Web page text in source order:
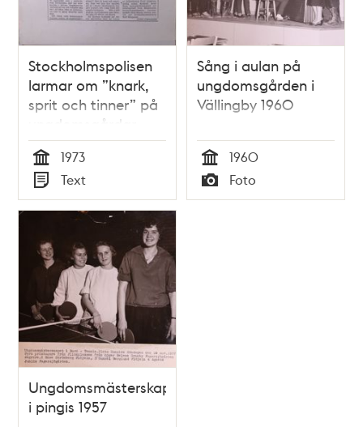
Stockholmspolisen
larmar om ”knark,
sprit och tinner” på
ungdomsgårdar –
1973
Tid
1973
Typ
Text
Sång i aulan på
ungdomsgården i
Vällingby 1960
Tid
1960
Typ
Foto
Ungdomsmästerskap
i pingis 1957